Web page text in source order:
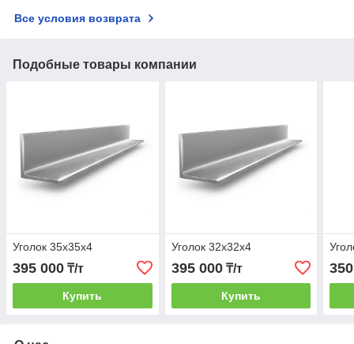
Все условия возврата
Подобные товары компании
Уголок 35х35х4
395 000 ₸/т
Купить
Уголок 32х32х4
395 000₸/т
Купить